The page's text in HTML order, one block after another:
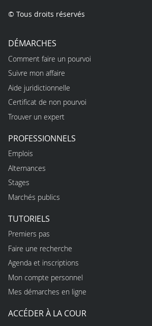
© Tous droits réservés
DÉMARCHES
Comment faire un pourvoi
Suivre mon affaire
Aide juridictionnelle
Certificat de non pourvoi
Trouver un expert
PROFESSIONNELS
Emplois
Alternances
Stages
Marchés publics
TUTORIELS
Premiers pas
Faire une recherche
Agenda et inscriptions
Mon compte personnel
Mes démarches en ligne
ACCÉDER À LA COUR